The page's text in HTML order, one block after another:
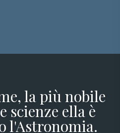
la più nobile
scienze ella è
l'Astronomia.